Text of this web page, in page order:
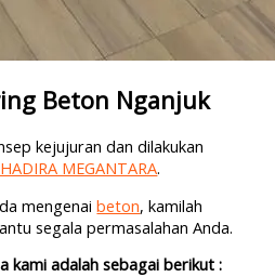
Beton Nganjuk
kejujuran dan dilakukan
MEGANTARA.
mengenaibeton, kamilah
segala permasalahan Anda.
kami adalah sebagai berikut :